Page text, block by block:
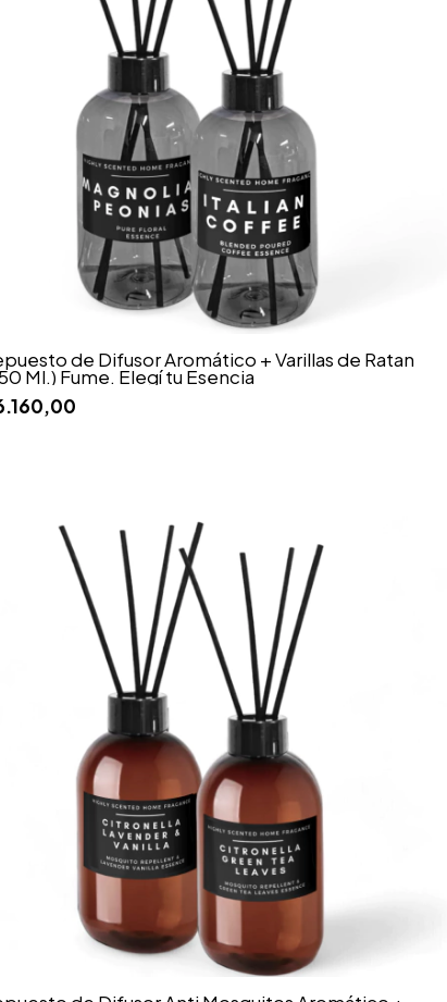
de Difusor Aromático + Varillas de Ratan
Ml.) Fume. Elegí tu Esencia